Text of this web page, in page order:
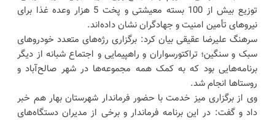
توزیع بیش از 100 بسته معیشتی و پخت 5 هزار وعده غذا برای
نیروهای تأمین امنیت و جهادگران نشان داده‌اند.
سرهنگ علیرضا عقیقی بیان کرد: برگزاری رژه‌های متعدد خودروهای
سبک و سنگین؛ تراکتورسواران و راهپیمایی و اجتماع شبانه از دیگر
برنامه‌هایی بود که به کمک همه مجموعه‌ها در شهر صالح‌آباد و
روستاها انجام شد.
وی از برگزاری میز خدمت با حضور فرماندار شهرستان بهار هم خبر
داد و گفت: در این برنامه فرماندار و برخی از مدیران دستگاه‌های